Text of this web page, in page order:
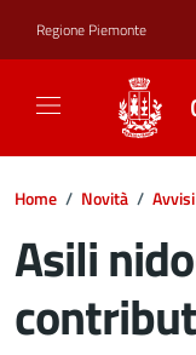
Regione Piemonte
Home / Novità / Avvisi
Asili